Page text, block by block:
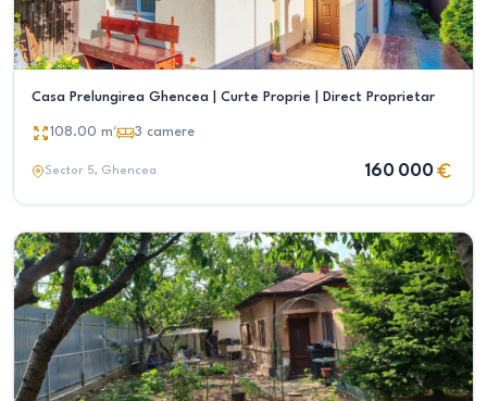
Casa Prelungirea Ghencea | Curte Proprie | Direct Proprietar
108.00 m² 3 camere
Sector 5, Ghencea 160 000